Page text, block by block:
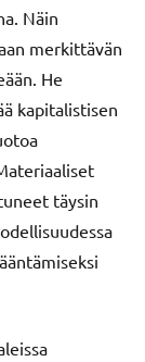
Näin
merkittävän
He
kapitalistisen
täysin